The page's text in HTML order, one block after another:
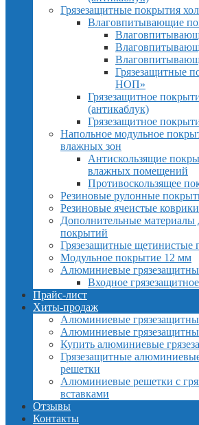
Грязезащитные покрытия
Влаговпитывающие
Грязезащитные
НОП»
Грязезащитное
(антикаблук)
Грязезащитное
Напольное модульное
влажных зон
Антискользящие
влажных помещений
Противоскользящее
Резиновые рулонные
Резиновые ячеистые
Дополнительные материалы
покрытий
Грязезащитные щетинистые
Модульное покрытие 12 мм
Алюминиевые
Входное
Прайс-лист
Хиты-продаж
Алюминиевые
Алюминиевые
Купить алюминиевые
Грязезащитные
решетки
Алюминиевые решетки с
вставками
Отзывы
Контакты